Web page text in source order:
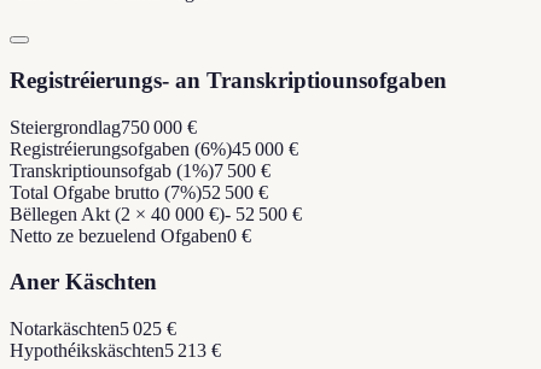
Registréierungs- an Transkriptiounsofgaben
Steiergrondlag750 000 €
Registréierungsofgaben (6%)45 000 €
Transkriptiounsofgab (1%)7 500 €
Total Ofgabe brutto (7%)52 500 €
Bëllegen Akt (2 × 40 000 €)- 52 500 €
Netto ze bezuelend Ofgaben0 €
Aner Käschten
Notarkäschten5 025 €
Hypothéikskäschten5 213 €